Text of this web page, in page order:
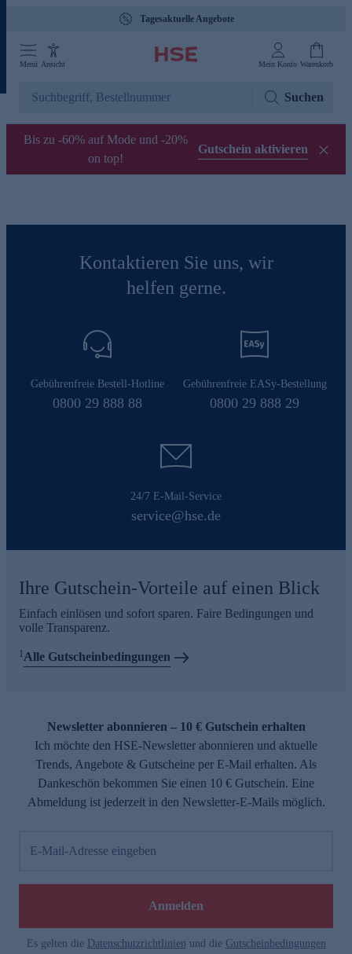
Tagesaktuelle Angebote
Menü Ansicht Mein Konto Warenkorb
Suchen
Bis zu -60% auf Mode und -20%
on top!
Gutschein aktivieren
Kontaktieren Sie uns, wir
helfen gerne.
Gebührenfreie Bestell-Hotline
0800 29 888 88
Gebührenfreie EASy-Bestellung
0800 29 888 29
24/7 E-Mail-Service
service@hse.de
Ihre Gutschein-Vorteile auf einen Blick
Einfach einlösen und sofort sparen. Faire Bedingungen und
volle Transparenz.
1Alle Gutscheinbedingungen
Newsletter abonnieren – 10 € Gutschein erhalten
Ich möchte den HSE-Newsletter abonnieren und aktuelle
Trends, Angebote & Gutscheine per E-Mail erhalten. Als
Dankeschön bekommen Sie einen 10 € Gutschein. Eine
Abmeldung ist jederzeit in den Newsletter-E-Mails möglich.
E-Mail-Adresse eingeben
Anmelden
Es gelten die Datenschutzrichtlinien und die Gutscheinbedingungen